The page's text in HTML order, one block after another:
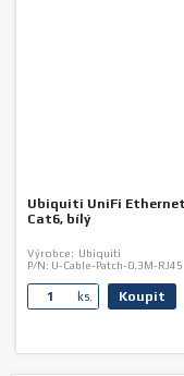
Ubiquiti UniFi
Cat6, bílý
Výrobce: Ubiquiti
P/N: U-Cable-Patch-0.3M-RJ45
ks. Koupit